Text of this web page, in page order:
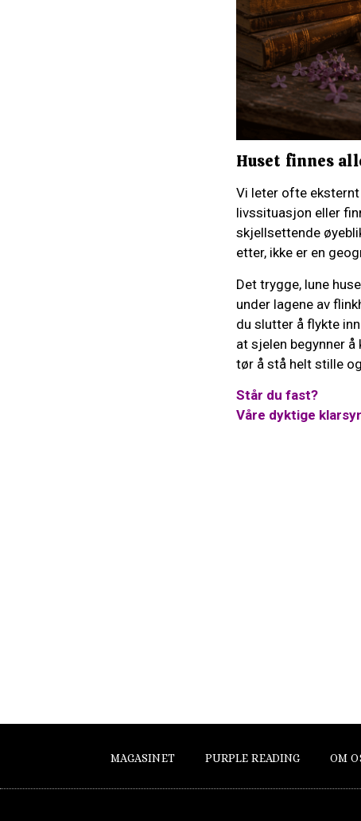
Huset finnes
Vi leter ofte eksternt
livssituasjon eller
skjellsettende
etter, ikke er en
Det trygge, lune
under lagene av
du slutter å flykte
at sjelen begynner
tør å stå helt stille
Står du fast?
Våre dyktige
MAGASINET PURPLE READING OM